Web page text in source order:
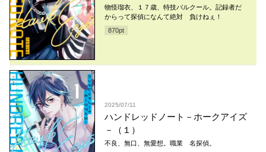
物怪瑠衣、１７歳、特技パルクール。記録者だ
からって探偵になんて絶対 負けねぇ！
870pt
2025/07/11
ハンドレッドノート－ホークアイズ
－（１）
不良、無口、無愛想。職業 名探偵。